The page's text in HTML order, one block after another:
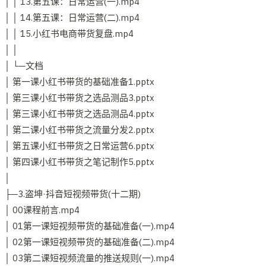
│ │ 14.第五课：日常运营(二).mp4
│ │ 15.小红书电商带货复盘.mp4
│ └─文档
│ 第一课小红书带货的基础准备1.pptx
│ 第三课小红书带货之选品测品3.pptx
│ 第三课小红书带货之选品测品4.pptx
│ 第二课小红书带货之流量分发2.pptx
│ 第五课小红书带货之日常运营6.pptx
│ 第四课小红书带货之笔记制作5.pptx
├─3.盗坤·抖音短视频带货(十二期)
│ 00课程前言.mp4
│ 01第一课短视频带货的基础准备(一).mp4
│ 02第一课短视频带货的基础准备(二).mp4
│ 03第二课短视频流量的推送规则(一).mp4